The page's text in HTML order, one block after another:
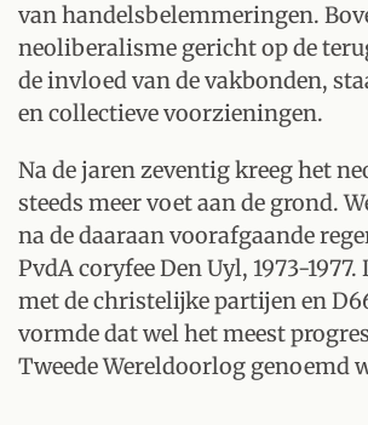
van handelsbelemmeringen.
neoliberalisme gericht op de
de invloed van de vakbonden,
en collectieve voorzieningen.
Na de jaren zeventig kreeg het
steeds meer voet aan de grond.
na de daaraan voorafgaande
PvdA coryfee Den Uyl, 1973-
met de christelijke partijen en
vormde dat wel het meest
Tweede Wereldoorlog genoemd